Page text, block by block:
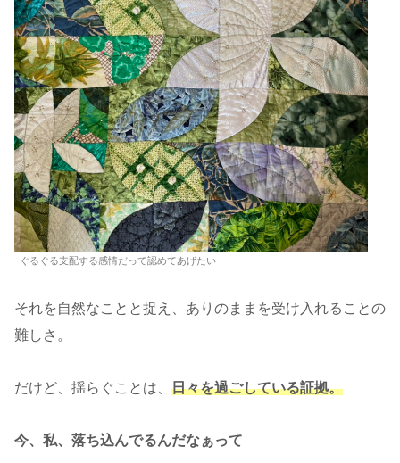
ぐるぐる支配する感情だって認めてあげたい
それを自然なことと捉え、ありのままを受け入れることの
難しさ。
だけど、揺らぐことは、 日々を過ごしている証拠。
今、私、落ち込んでるんだなぁって